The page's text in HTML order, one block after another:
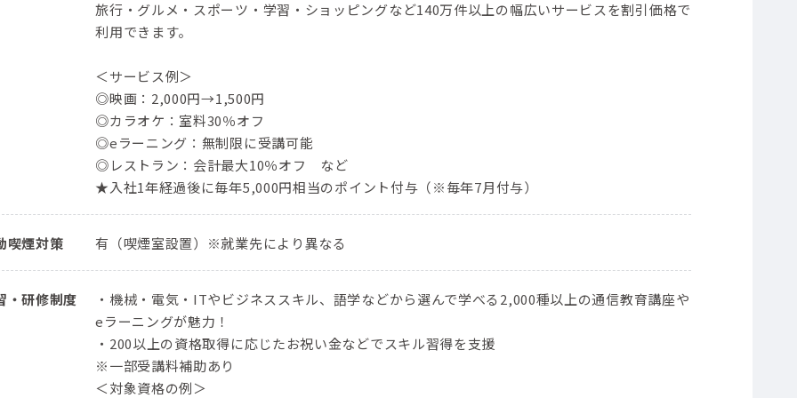
旅行・グルメ・スポーツ・学習・ショッピングなど140万件以上の幅広いサービスを割引価格で
利用できます。
＜サービス例＞
◎映画：2,000円→1,500円
◎カラオケ：室料30％オフ
◎eラーニング：無制限に受講可能
◎レストラン：会計最大10％オフ など
★入社1年経過後に毎年5,000円相当のポイント付与（※毎年7月付与）
喫煙対策 有（喫煙室設置）※就業先により異なる
・研修制度
・機械・電気・ITやビジネススキル、語学などから選んで学べる2,000種以上の通信教育講座や
eラーニングが魅力！
・200以上の資格取得に応じたお祝い金などでスキル習得を支援
※一部受講料補助あり
＜対象資格の例＞